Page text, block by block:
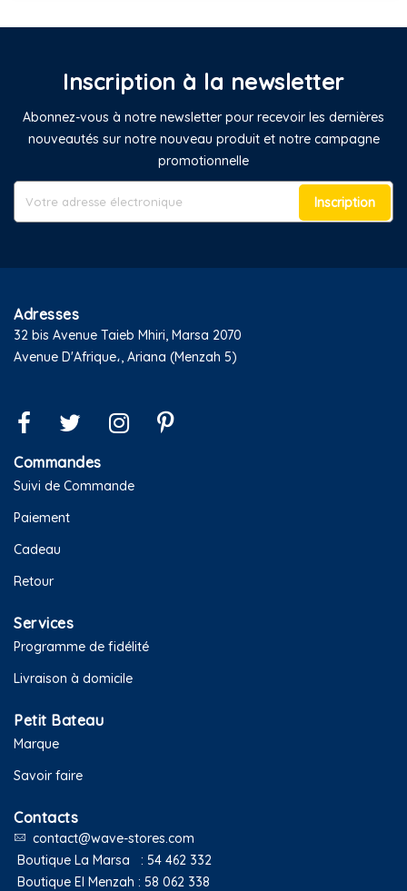
Inscription à la newsletter
Abonnez-vous à notre newsletter pour recevoir les dernières
nouveautés sur notre nouveau produit et notre campagne
promotionnelle
Inscription
Adresses
32 bis Avenue Taieb Mhiri, Marsa 2070
Avenue D'Afrique،, Ariana (Menzah 5)
Commandes
Suivi de Commande
Paiement
Cadeau
Retour
Services
Programme de fidélité
Livraison à domicile
Petit Bateau
Marque
Savoir faire
Contacts
contact@wave-stores.com
Boutique La Marsa : 54 462 332
Boutique El Menzah : 58 062 338